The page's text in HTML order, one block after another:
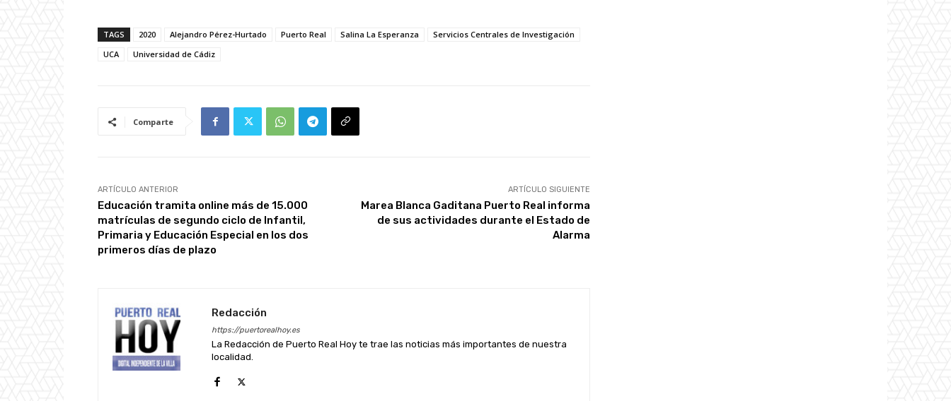
TAGS 2020 Alejandro Pérez-Hurtado Puerto Real Salina La Esperanza
Servicios Centrales de Investigación
UCA
Universidad de Cádiz
Comparte
ARTÍCULO ANTERIOR
Educación tramita online más de 15.000
matrículas de segundo ciclo de Infantil,
Primaria y Educación Especial en los dos
primeros días de plazo
ARTÍCULO SIGUIENTE
Marea Blanca Gaditana Puerto Real informa
de sus actividades durante el Estado de
Alarma
Redacción
https://puertorealhoy.es
La Redacción de Puerto Real Hoy te trae las noticias más importantes de nuestra
localidad.